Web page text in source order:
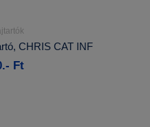
CHRIS CAT INF
Ft